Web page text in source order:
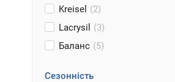
Kreisel (2)
Lacrysil
(3)
Баланс (5)
Сезонність